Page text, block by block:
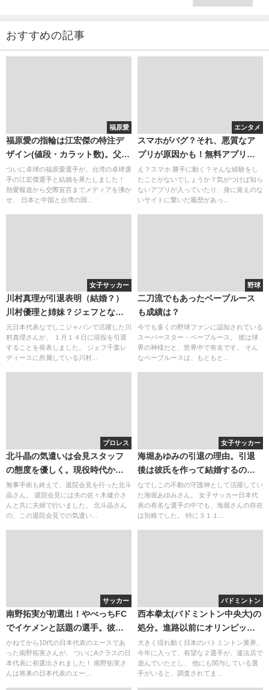
な存在
おすすめの記事
福原愛
福原愛の指輪は江宏傑の特注デ
ザイン(値段・カラット数)。父と
は絶縁？(再婚・不仲)。逮捕は悪
い噂
ついに卓球の福原愛選手が、台湾の卓球選
手の江宏傑選手と結婚を果たしました！
熱愛報道から交際宣言までメディアを沸か
せ、 日本と中国と台湾の国...
エンタメ
スマホがバグ？それ、悪質なア
プリが原因かも！無料アプリの
落とし穴とその対策
え？スマホ 勝手に動く？そんな経験をし
たことがないでしょうか？気がつけば知ら
ないアプリが入っていたり、身に覚えのな
いサイトに繋いだ履歴があっ...
女子サッカー
川村真理が引退表明（結婚？）
川村優理と姉妹？ジェフとなで
しこジャパンの女神の対談は残
念！
元日本代表なでしこジャパンで活躍した川
村真理さんが、 １月１４日に現役を引退
することを発表しました。 ジェフ千葉レ
ディースに所属している川村...
野球
二刀流でもあったベーブルース
も成績は？
今でも多くの野球ファンに認知されている
スーパースター・ベーブルース。 彼は球
界の神様だと、世界中で有名です。 そん
なベーブルースは、もともと...
プロレス
北斗晶の気遣いは会見スタッフ
の態度を優しく。現役時代から
北斗晶の気遣いは上手だった？
無事手術も終えて、退院会見を行った北斗
晶さん。 退院会見には夫の佐々木健介さ
んと共に夫婦で行いました。 北斗晶さん
の、この退院会見での気遣い...
女子サッカー
海堀あゆみの引退の理由。引退
後は彼氏を作って結婚するの
か？副業ってをしてるのか？姉
のような存在
なでしこの不動の守護神として活躍してい
た海堀あゆみさん。 女子サッカー日本代
表の有名な選手の中でも、海堀さんの存在
は別格でした。 特に３１１...
サッカー
南野拓実が初選出！やべっちFC
でイケメンと話題の選手。彼女
はいるのか？
かねてから10代の日本代表のエースであ
った南野拓実さんが、 ついにAクラスの日
本代表に初選出されました！ 南野拓実さ
んは将来の日本代表のエー...
バドミントン
西本拳太(バドミントン中央大)の
処分。進路以前にオリンピック
候補消滅？田児・桃田との関係
性。出身校中学と高校
大きく揺れ動く日本のバトミントン業界。
今年に入って、有望な２選手が、違法店で
遊んでいたとし、 他にも関与している選
手がいると、調査されてま...